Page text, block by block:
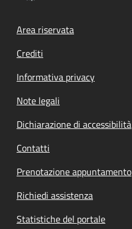
Footer menu
Area riservata
Crediti
Informativa privacy
Note legali
Dichiarazione di accessibilità
Contatti
Prenotazione appuntamento
Richiedi assistenza
Statistiche del portale